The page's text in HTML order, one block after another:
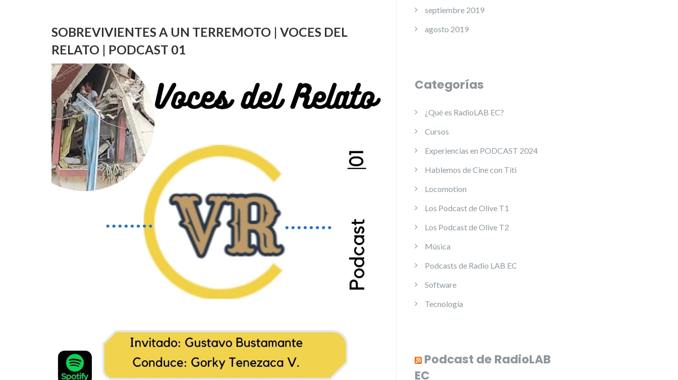
SOBREVIVIENTES A UN TERREMOTO | VOCES DEL
RELATO | PODCAST 01
septiembre 2019
agosto 2019
Categorías
¿Qué es RadioLAB EC?
Cursos
Experiencias en PODCAST 2024
Hablemos de Cine con Titi
Locomotion
Los Podcast de Olive T1
Los Podcast de Olive T2
Música
Podcasts de Radio LAB EC
Software
Tecnología
Podcast de RadioLAB
EC